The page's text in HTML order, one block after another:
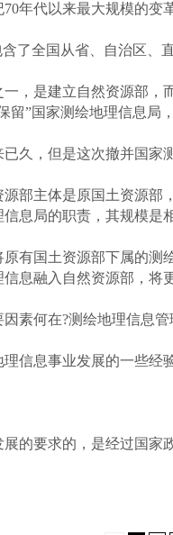
年代以来最大规模的变
全国从省、自治区、
是建立自然资源部，
”国家测绘地理信息局
，但是这次撤并国家
主体是原国土资源部
息局的职责，其规模是
国土资源部下属的测
息融入自然资源部，将
何在?测绘地理信息管
息事业发展的一些经
要求的，是经过国家